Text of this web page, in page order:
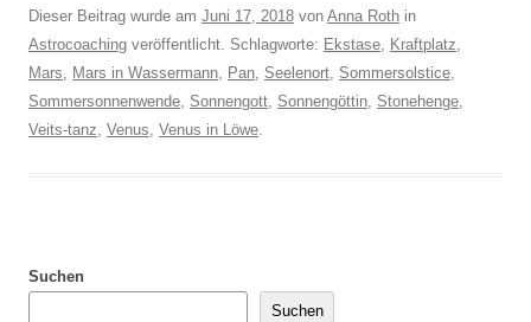
Dieser Beitrag wurde am Juni 17, 2018 von Anna Roth in
Astrocoaching veröffentlicht. Schlagworte: Ekstase, Kraftplatz,
Mars, Mars in Wassermann, Pan, Seelenort, Sommersolstice,
Sommersonnenwende, Sonnengott, Sonnengöttin, Stonehenge,
Veits-tanz, Venus, Venus in Löwe.
Suchen
Suchen